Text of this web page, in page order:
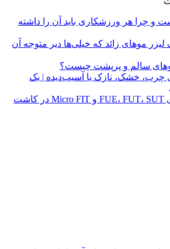
و چرا هر ورزشکاری باید آن را داشته
موهای زائد که خیلی‌ها دیر متوجه آن
سالم و پرپشت چیست؟
چرب، خشک، نازک یا آسیب‌دیده | یک
مقایسه روش‌های FUE، FUT، SUT و Micro FIT در کاشت